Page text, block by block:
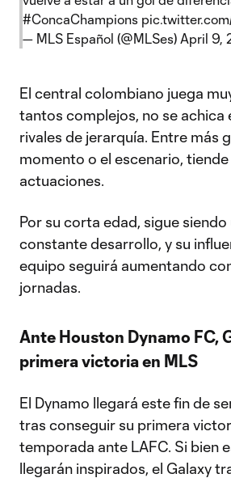
#ConcaChampions
— MLS Español (@MLSes) April 9,
El central colombiano juega
tantos complejos, no se achica
rivales de jerarquía. Entre más
momento o el escenario,
actuaciones.
Por su corta edad, sigue
constante desarrollo, y su
equipo seguirá aumentando
jornadas.
Ante Houston Dynamo FC,
primera victoria en MLS
El Dynamo llegará este fin de
tras conseguir su primera
temporada ante LAFC. Si bien
llegarán inspirados, el Galaxy